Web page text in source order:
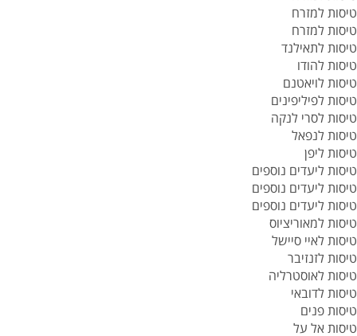
טיסות למזרח
טיסות למזרח
טיסות לתאילנד
טיסות להודו
טיסות לויאטנם
טיסות לפיליפינים
טיסות לסרי לנקה
טיסות לנפאל
טיסות ליפן
טיסות ליעדים נוספים
טיסות ליעדים נוספים
טיסות ליעדים נוספים
טיסות למאוריציוס
טיסות לאיי סיישל
טיסות לזנזיבר
טיסות לאוסטרליה
טיסות לדובאי
טיסות פנים
טיסות אל על